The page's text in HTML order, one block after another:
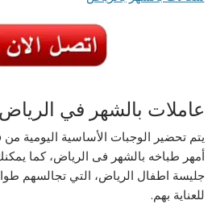
عاملات بالشهر في الرياض
يتم تحضير الوجبات الأساسية اليومية
أمهر طباخه بالشهر فى الرياض، كما
جليسة اطفال الرياض، التي تجالسهم
للعناية بهم.